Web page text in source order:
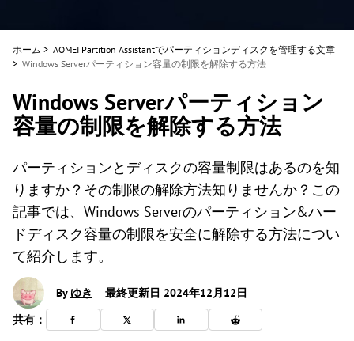
ホーム > AOMEI Partition Assistantでパーティションディスクを管理する文章
> Windows Serverパーティション容量の制限を解除する方法
Windows Serverパーティション
容量の制限を解除する方法
パーティションとディスクの容量制限はあるのを知
りますか？その制限の解除方法知りませんか？この
記事では、Windows Serverのパーティション&ハー
ドディスク容量の制限を安全に解除する方法につい
て紹介します。
By ゆき
最終更新日 2024年12月12日
共有：